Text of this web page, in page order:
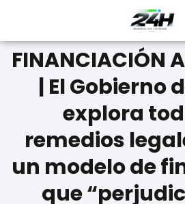
FINANCIACIÓN
| El Gobierno
explora
remedios
un modelo de
que